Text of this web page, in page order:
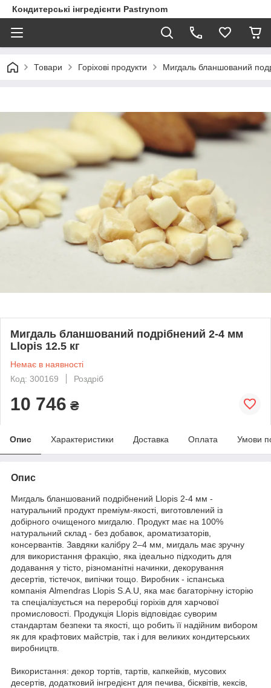
Кондитерські інгредієнти Pastrynom
Товари Горіхові продукти Мигдаль бланшований
Мигдаль бланшований подрібнений 2-4 мм
Llopis 12.5 кг
Немає в наявності
Код: 300169
Роздріб
10 746 ₴
Опис Характеристики Доставка Оплата Умови
Опис
Мигдаль бланшований подрібнений Llopis 2-4 мм -
натуральний продукт преміум-якості, виготовлений із
добірного очищеного мигдалю. Продукт має на 100%
натуральний склад - без добавок, ароматизаторів,
консервантів. Завдяки калібру 2–4 мм, мигдаль має зручну
для використання фракцію, яка ідеально підходить для
додавання у тісто, різноманітні начинки, декорування
десертів, тістечок, випічки тощо. Виробник - іспанська
компанія Almendras Llopis S.A.U, яка має багаторічну історію
та спеціалізується на переробці горіхів для харчової
промисловості. Продукція Llopis відповідає суворим
стандартам безпеки та якості, що робить її надійним вибором
як для крафтових майстрів, так і для великих кондитерських
виробництв.
Використання: декор тортів, тартів, капкейків, мусових
десертів, додатковий інгредієнт для печива, бісквітів, кексів,